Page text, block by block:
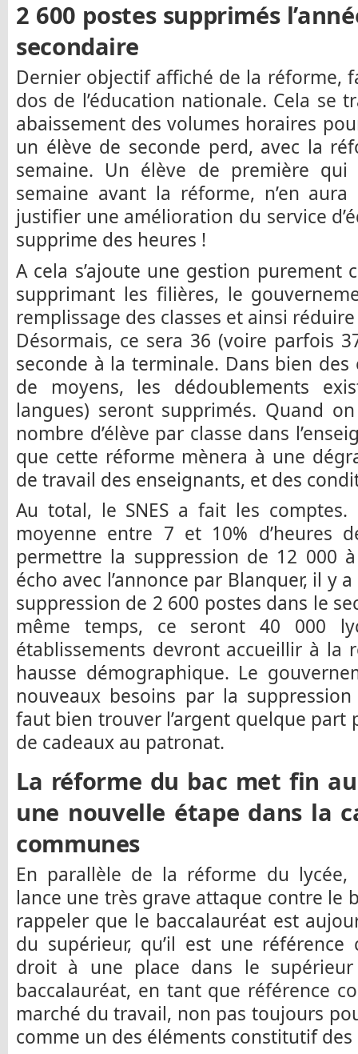
2 600 postes supprimés
secondaire
Dernier objectif affiché de la réforme,
dos de l’éducation nationale. Cela se
abaissement des volumes horaires
un élève de seconde perd, avec la
semaine. Un élève de première
semaine avant la réforme, n’en
justifier une amélioration du service
supprime des heures !
A cela s’ajoute une gestion purement
supprimant les filières, le
remplissage des classes et ainsi
Désormais, ce sera 36 (voire parfois
seconde à la terminale. Dans bien
de moyens, les dédoublements
langues) seront supprimés. Quand
nombre d’élève par classe dans
que cette réforme mènera à une
de travail des enseignants, et des
Au total, le SNES a fait les comptes.
moyenne entre 7 et 10% d’heures
permettre la suppression de 12 000
écho avec l’annonce par Blanquer, il y
suppression de 2 600 postes dans le
même temps, ce seront 40 000
établissements devront accueillir à la
hausse démographique. Le
nouveaux besoins par la
faut bien trouver l’argent quelque part
de cadeaux au patronat.
La réforme du bac met fin
une nouvelle étape dans la
communes
En parallèle de la réforme du lycée,
lance une très grave attaque contre le
rappeler que le baccalauréat est
du supérieur, qu’il est une référence
droit à une place dans le
baccalauréat, en tant que référence
marché du travail, non pas toujours
comme un des éléments constitutif des